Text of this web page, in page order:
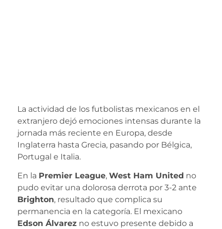
La actividad de los futbolistas mexicanos en el
extranjero dejó emociones intensas durante la
jornada más reciente en Europa, desde
Inglaterra hasta Grecia, pasando por Bélgica,
Portugal e Italia.
En la Premier League, West Ham United no
pudo evitar una dolorosa derrota por 3-2 ante
Brighton, resultado que complica su
permanencia en la categoría. El mexicano
Edson Álvarez no estuvo presente debido a